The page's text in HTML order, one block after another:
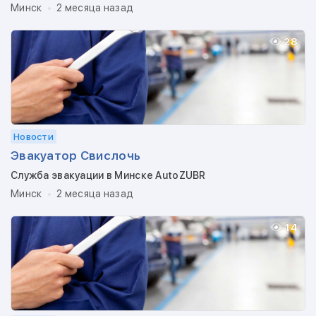
Минск
2 месяца назад
28
Новости
Эвакуатор Свислочь
Служба эвакуации в Минске AutoZUBR
Минск
2 месяца назад
14